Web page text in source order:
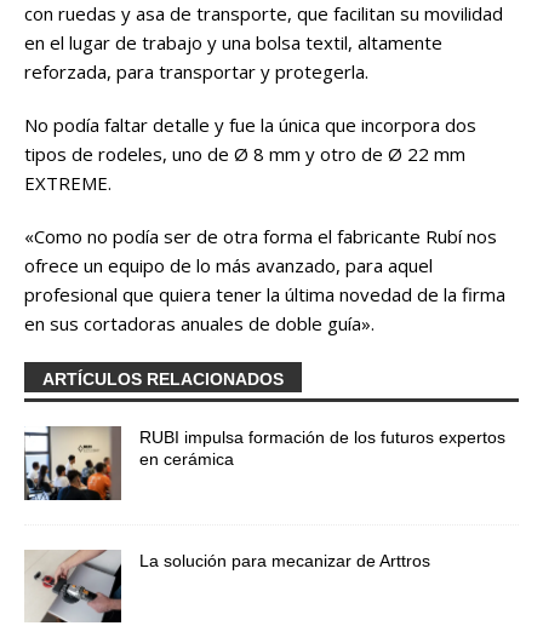
con ruedas y asa de transporte, que facilitan su movilidad
en el lugar de trabajo y una bolsa textil, altamente
reforzada, para transportar y protegerla.
No podía faltar detalle y fue la única que incorpora dos
tipos de rodeles, uno de Ø 8 mm y otro de Ø 22 mm
EXTREME.
«Como no podía ser de otra forma el fabricante Rubí nos
ofrece un equipo de lo más avanzado, para aquel
profesional que quiera tener la última novedad de la firma
en sus cortadoras anuales de doble guía».
ARTÍCULOS RELACIONADOS
RUBI impulsa formación de los futuros expertos
en cerámica
La solución para mecanizar de Arttros